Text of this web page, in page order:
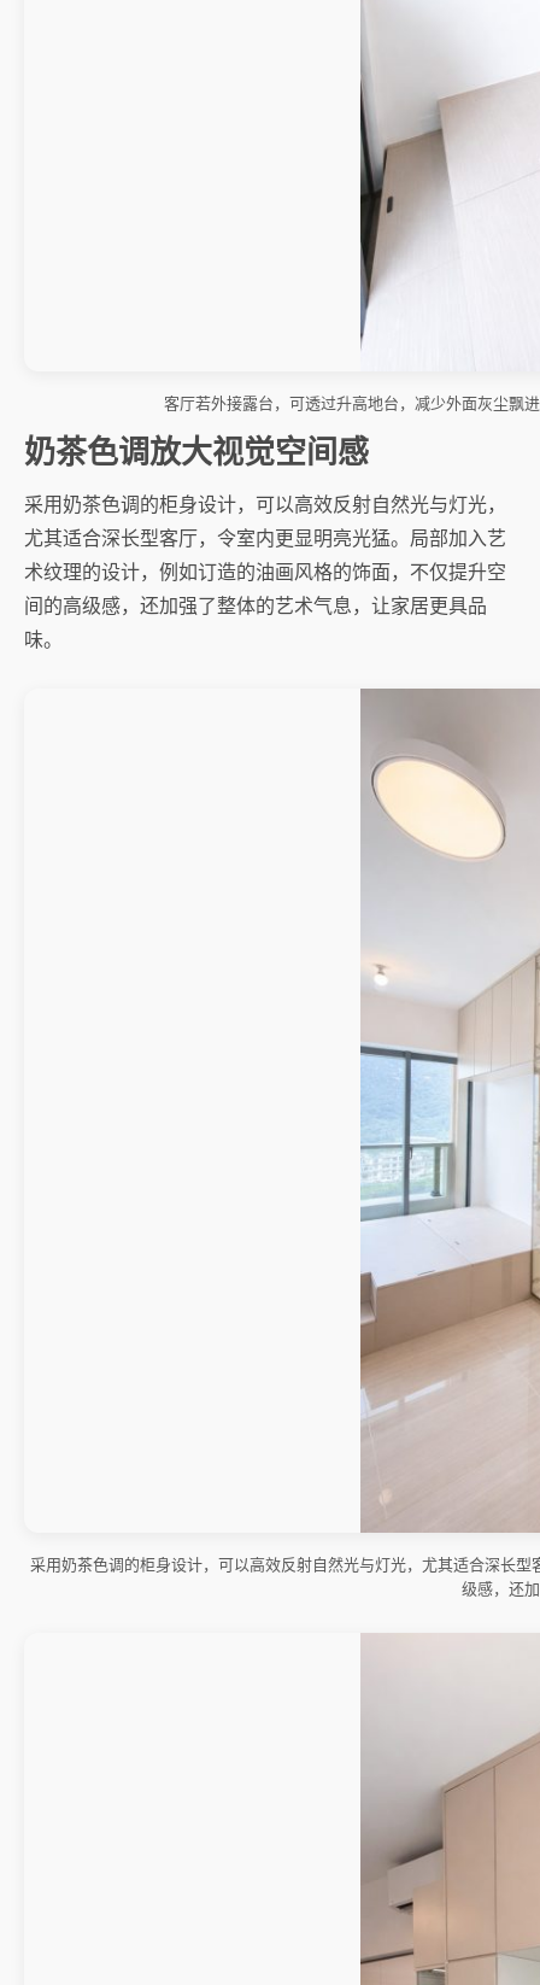
客厅若外接露台，可透过升高地台，减少外面灰尘飘
奶茶色调放大视觉空间感
采用奶茶色调的柜身设计，可以高效反射自然光与灯光，
尤其适合深长型客厅，令室内更显明亮光猛。局部加入艺
术纹理的设计，例如订造的油画风格的饰面，不仅提升空
间的高级感，还加强了整体的艺术气息，让家居更具品
味。
采用奶茶色调的柜身设计，可以高效反射自然光与灯光，尤其适合深长
级感，还